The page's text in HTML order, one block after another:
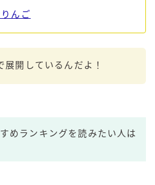
んご
展開しているんだよ！
めランキングを読みたい人は